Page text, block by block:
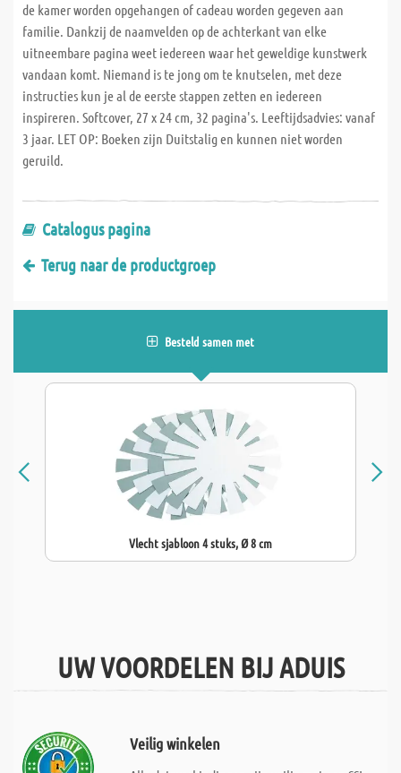
de kamer worden opgehangen of cadeau worden gegeven aan
familie. Dankzij de naamvelden op de achterkant van elke
uitneembare pagina weet iedereen waar het geweldige kunstwerk
vandaan komt. Niemand is te jong om te knutselen, met deze
instructies kun je al de eerste stappen zetten en iedereen
inspireren. Softcover, 27 x 24 cm, 32 pagina's. Leeftijdsadvies: vanaf
3 jaar. LET OP: Boeken zijn Duitstalig en kunnen niet worden
geruild.
Catalogus pagina
Terug naar de productgroep
Besteld samen met
Vlecht sjabloon 4 stuks, Ø 8 cm
UW VOORDELEN BIJ ADUIS
Veilig winkelen